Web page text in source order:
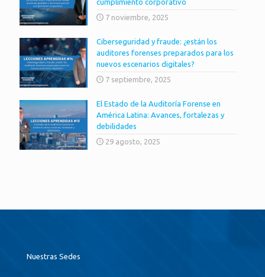
cumplimiento corporativo
7 noviembre, 2025
Ciberseguridad y fraude: ¿están los
auditores forenses preparados para los
nuevos escenarios digitales?
7 septiembre, 2025
El Estado de la Auditoría Forense en
América Latina: Avances, fortalezas y
debilidades
29 agosto, 2025
Nuestras Sedes